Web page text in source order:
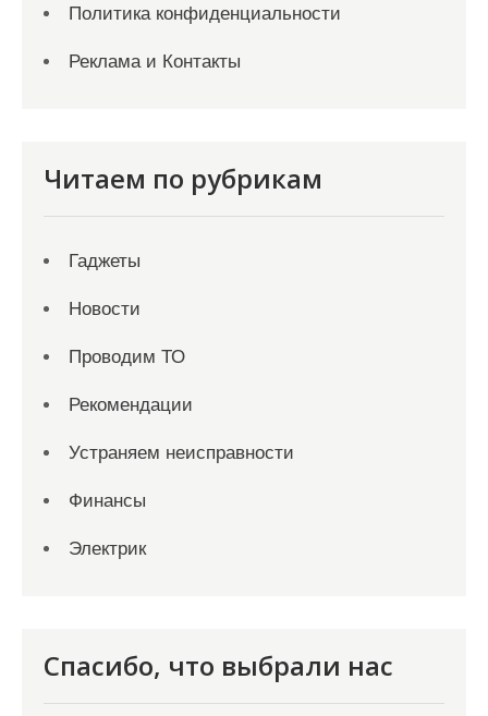
Политика конфиденциальности
Реклама и Контакты
Читаем по рубрикам
Гаджеты
Новости
Проводим ТО
Рекомендации
Устраняем неисправности
Финансы
Электрик
Спасибо, что выбрали нас